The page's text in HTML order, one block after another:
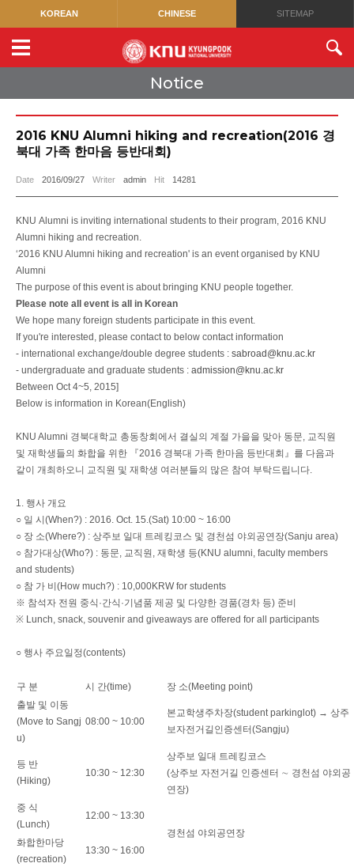
KOREAN CHINESE SITEMAP
Notice
2016 KNU Alumni hiking and recreation(2016 경
북대 가족 한마음 등반대회)
Date 2016/09/27 Writer admin Hit 14281
KNU Alumni is inviting international students to their program, 2016 KNU
Alumni hiking and recreation.
‘2016 KNU Alumni hiking and recreation' is an event organised by KNU
Alumni
The purpose of this event is about bringing KNU people together.
Please note all event is all in Korean
We hope many foreign students participate in this event.
If you're interested, please contact to below contact information
- international exchange/double degree students : sabroad@knu.ac.kr
- undergraduate and graduate students : admission@knu.ac.kr
Between Oct 4~5, 2015]
Below is information in Korean(English)
KNU Alumni 경북대학교 총동창회에서 결실의 계절 가을을 맞아 동문, 교직원
및 재학생들의 화합을 위한 『2016 경북대 가족 한마음 등반대회』를 다음과
같이 개최하오니 교직원 및 재학생 여러분들의 많은 참여 부탁드립니다.
1. 행사 개요
○ 일 시(When?) : 2016. Oct. 15.(Sat) 10:00 ~ 16:00
○ 장 소(Where?) : 상주보 일대 트레킹코스 및 경천섬 야외공연장(Sanju area)
○ 참가대상(Who?) : 동문, 교직원, 재학생 등(KNU alumni, faculty members
and students)
○ 참 가 비(How much?) : 10,000KRW for students
※ 참석자 전원 중식·간식·기념품 제공 및 다양한 경품(경차 등) 준비
※ Lunch, snack, souvenir and giveaways are offered for all participants
○ 행사 주요일정(contents)
구 분 시 간(time)
장 소(Meeting point)
출발 및 이동
(Move to Sangj
u)
08:00 ~ 10:00
본교학생주차장(student parkinglot) → 상주
보자전거길인증센터(Sangju)
등 반
(Hiking)
10:30 ~ 12:30
상주보 일대 트레킹코스
(상주보 자전거길 인증센터 ∼ 경천섬 야외공
연장)
중 식
(Lunch)
12:00 ~ 13:30
경천섬 야외공연장
화합한마당
(recreation)
13:30 ~ 16:00